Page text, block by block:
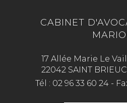
CABINET
17 Allée Marie Le
22042 SAINT BRIEUC
Tél : 02 96 33 60 24 -